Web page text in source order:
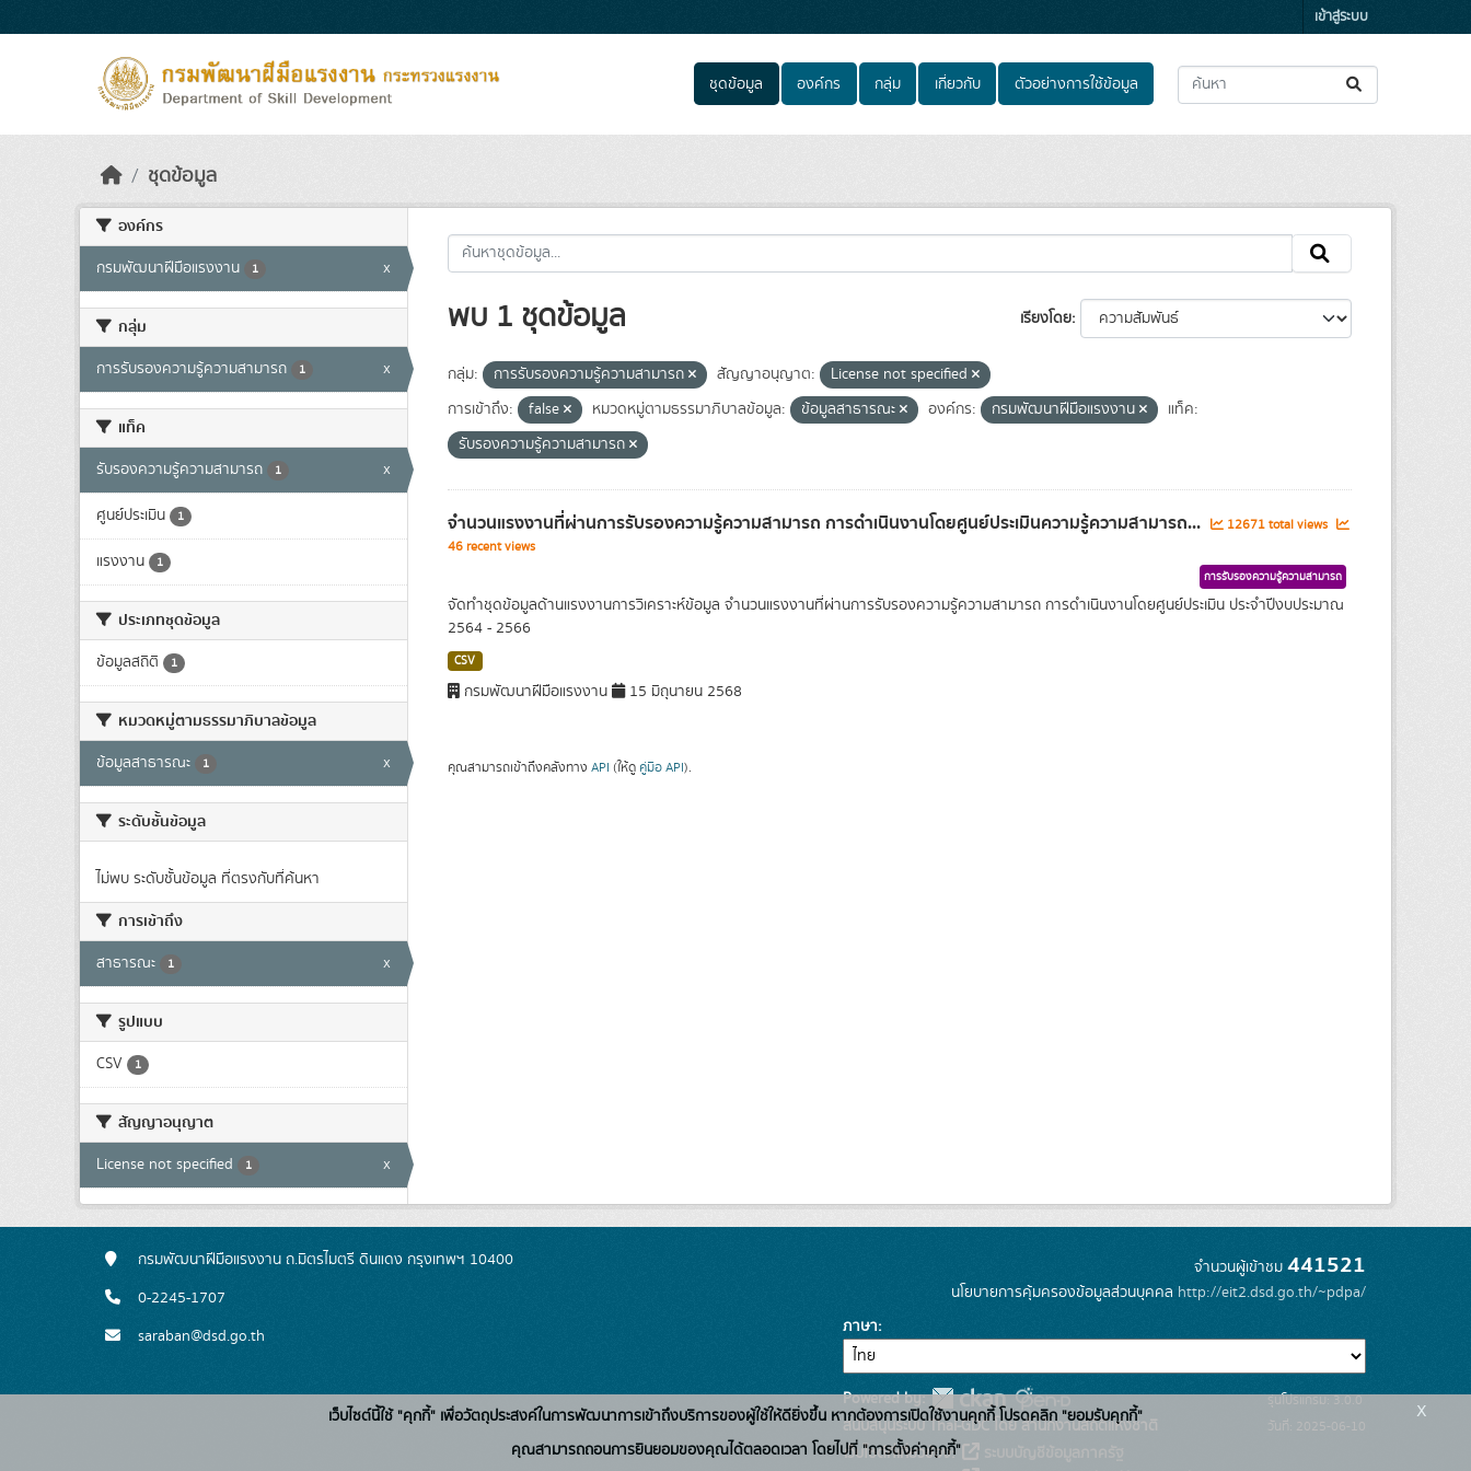
เข้าสู่ระบบ
ชุดข้อมูล องค์กร กลุ่ม เกี่ยวกับ ตัวอย่างการใช้ข้อมูล
ชุดข้อมูล
องค์กร
กรมพัฒนาฝีมือแรงงาน 1 x
กลุ่ม
การรับรองความรู้ความสามารถ 1 x
แท็ค
รับรองความรู้ความสามารถ 1 x
ศูนย์ประเมิน 1
แรงงาน 1
ประเภทชุดข้อมูล
ข้อมูลสถิติ 1
หมวดหมู่ตามธรรมาภิบาลข้อมูล
ข้อมูลสาธารณะ 1 x
ระดับชั้นข้อมูล
ไม่พบ ระดับชั้นข้อมูล ที่ตรงกับที่ค้นหา
การเข้าถึง
สาธารณะ 1 x
รูปแบบ
CSV 1
สัญญาอนุญาต
License not specified 1 x
เรียงโดย
พบ 1 ชุดข้อมูล
กลุ่ม: การรับรองความรู้ความสามารถ สัญญาอนุญาต:
License not specified
การเข้าถึง:
false หมวดหมู่ตามธรรมาภิบาลข้อมูล: ข้อมูลสาธารณะ องค์กร: กรมพัฒนาฝีมือแรงงาน
แท็ค:
รับรองความรู้ความสามารถ
จำนวนแรงงานที่ผ่านการรับรองความรู้ความสามารถ การดำเนินงานโดยศูนย์ประเมินความรู้ความสามารถ...
12671 total views
46 recent views
การรับรองความรู้ความสามารถ
จัดทำชุดข้อมูลด้านแรงงานการวิเคราะห์ข้อมูล จำนวนแรงงานที่ผ่านการรับรองความรู้ความสามารถ การดำเนินงานโดยศูนย์ประเมิน ประจำปีงบประมาณ
2564 - 2566
CSV
กรมพัฒนาฝีมือแรงงาน 15 มิถุนายน 2568
คุณสามารถเข้าถึงคลังทาง API (ให้ดู คู่มือ API).
กรมพัฒนาฝีมือแรงงาน ถ.มิตรไมตรี ดินแดง กรุงเทพฯ 10400
0-2245-1707
saraban@dsd.go.th
จำนวนผู้เข้าชม 441521
นโยบายการคุ้มครองข้อมูลส่วนบุคคล http://eit2.dsd.go.th/~pdpa/
ภาษา
Powered by:
สนับสนุนระบบ Thai-GDC โดย สำนักงานสถิติแห่งชาติ
เว็บไซต์ที่เกี่ยวข้อง:
รุ่นโปรแกรม: 3.0.0
วันที่: 2025-06-10
เว็บไซต์นี้ใช้ "คุกกี้" เพื่อวัตถุประสงค์ในการพัฒนาการเข้าถึงบริการของผู้ใช้ให้ดียิ่งขึ้น หากต้องการเปิดใช้งานคุกกี้ โปรดคลิก "ยอมรับคุกกี้"
คุณสามารถถอนการยินยอมของคุณได้ตลอดเวลา โดยไปที่ "การตั้งค่าคุกกี้"
x